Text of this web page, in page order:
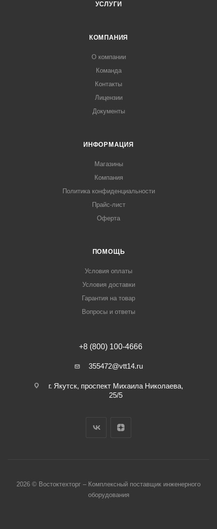
УСЛУГИ
КОМПАНИЯ
О компании
Команда
Контакты
Лицензии
Документы
ИНФОРМАЦИЯ
Магазины
Компания
Политика конфиденциальности
Прайс-лист
Оферта
ПОМОЩЬ
Условия оплаты
Условия доставки
Гарантия на товар
Вопросы и ответы
+8 (800) 100-4666
355472@vtt14.ru
г. Якутск, проспект Михаила Николаева,
25/5
2026 © Востоктехторг – Комплексный поставщик инженерного
оборудования